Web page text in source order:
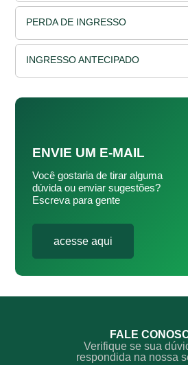
PERDA DE INGRESSO
INGRESSO ANTECIPADO
ENVIE UM E-MAIL
Você gostaria de tirar alguma
dúvida ou enviar sugestões?
Escreva para gente
acesse aqui
FALE
Verifique se sua
respondida na nossa